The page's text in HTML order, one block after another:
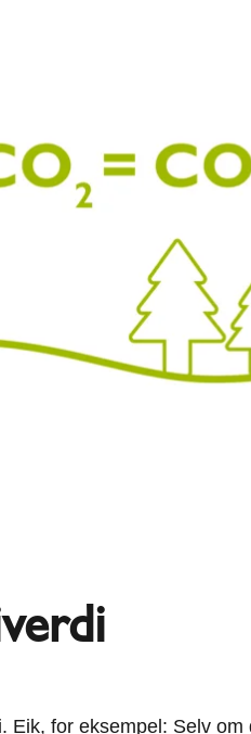
Eik, for eksempel: Selv om